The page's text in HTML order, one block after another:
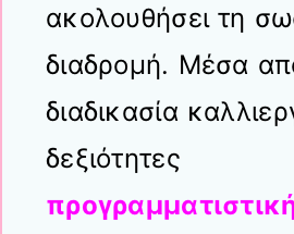
ακολουθήσει τη
διαδρομή. Μέσα
διαδικασία
δεξιότητες